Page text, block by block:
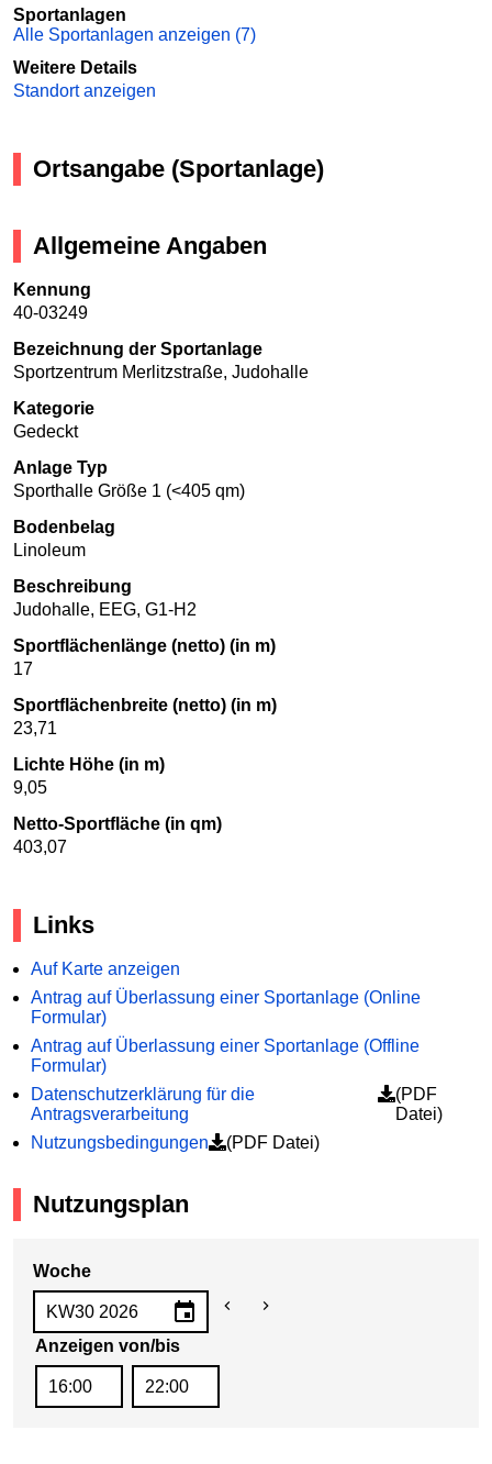
Sportanlagen
Alle Sportanlagen anzeigen (7)
Weitere Details
Standort anzeigen
Ortsangabe (Sportanlage)
Allgemeine Angaben
Kennung
40-03249
Bezeichnung der Sportanlage
Sportzentrum Merlitzstraße, Judohalle
Kategorie
Gedeckt
Anlage Typ
Sporthalle Größe 1 (<405 qm)
Bodenbelag
Linoleum
Beschreibung
Judohalle, EEG, G1-H2
Sportflächenlänge (netto) (in m)
17
Sportflächenbreite (netto) (in m)
23,71
Lichte Höhe (in m)
9,05
Netto-Sportfläche (in qm)
403,07
Links
Auf Karte anzeigen
Antrag auf Überlassung einer Sportanlage (Online
Formular)
Antrag auf Überlassung einer Sportanlage (Offline
Formular)
Datenschutzerklärung für die
Antragsverarbeitung
(PDF
Datei)
Nutzungsbedingungen
(PDF Datei)
Nutzungsplan
Woche
Anzeigen von/bis